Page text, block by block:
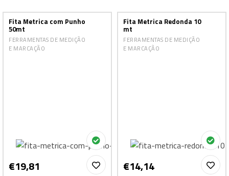
Fita Metrica com Punho
50mt
FERRAMENTAS DE MEDIÇÃO
E MARCAÇÃO
€19,81
Fita Metrica Redonda 10
mt
FERRAMENTAS DE MEDIÇÃO
E MARCAÇÃO
€14,14